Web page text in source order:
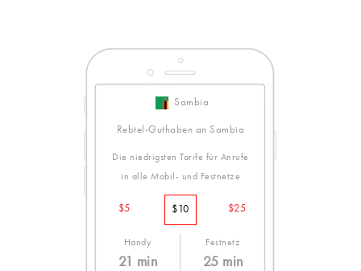
Sambia
Rebtel-Guthaben an Sambia
Die niedrigsten Tarife für Anrufe
in alle Mobil- und Festnetze
$5 $10 $25
Handy
21 min
Festnetz
25 min